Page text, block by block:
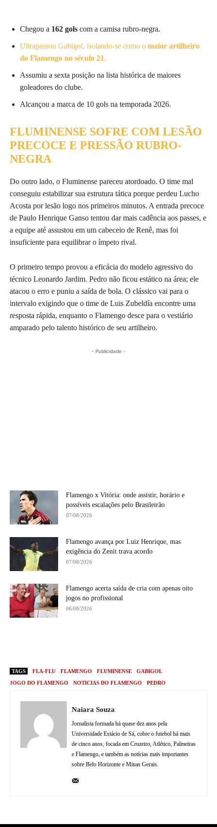
Chegou a 162 gols com a camisa rubro-negra.
Ultrapassou Gabigol, isolando-se como o maior artilheiro
do Flamengo no século 21.
Assumiu a sexta posição na lista histórica de maiores
goleadores do clube.
Alcançou a marca de 10 gols na temporada 2026.
FLUMINENSE SOFRE COM LESÃO
PRECOCE E PRESSÃO RUBRO-
NEGRA
Do outro lado, o Fluminense pareceu atordoado. O time mal
conseguiu estabilizar sua estrutura tática porque perdeu Lucho
Acosta por lesão logo nos primeiros minutos. A entrada precoce
de Paulo Henrique Ganso tentou dar mais cadência aos passes, e
a equipe até assustou em um cabeceio de Renê, mas foi
insuficiente para equilibrar o ímpeto rival.
O primeiro tempo provou a eficácia do modelo agressivo do
técnico Leonardo Jardim. Pedro não ficou estático na área; ele
atacou o erro e puniu a saída de bola. O clássico vai para o
intervalo exigindo que o time de Luis Zubeldía encontre uma
resposta rápida, enquanto o Flamengo desce para o vestiário
amparado pelo talento histórico de seu artilheiro.
- Publicidade -
Flamengo x Vitória: onde assistir, horário e
possíveis escalações pelo Brasileirão
07/08/2026
Flamengo avança por Luiz Henrique, mas
exigência do Zenit trava acordo
07/08/2026
Flamengo acerta saída de cria com apenas oito
jogos no profissional
06/08/2026
TAGS FLA-FLU FLAMENGO FLUMINENSE
GABIGOL
JOGO DO FLAMENGO
NOTICIAS DO FLAMENGO PEDRO
Naiara Souza
Jornalista formada há quase dez anos pela
Universidade Estácio de Sá, cobre o futebol há mais
de cinco anos, focada em Cruzeiro, Atlético, Palmeiras
e Flamengo, e também as notícias mais importantes
sobre Belo Horizonte e Minas Gerais.